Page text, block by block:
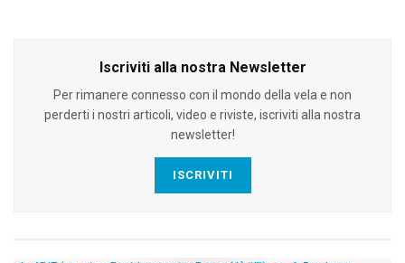
Iscriviti alla nostra Newsletter
Per rimanere connesso con il mondo della vela e non
perderti i nostri articoli, video e riviste, iscriviti alla nostra
newsletter!
ISCRIVITI